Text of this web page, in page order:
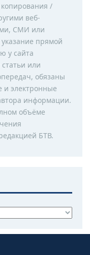
/
веб-
СМИ или
прямой
у сайта
или
обязаны
и электронные
информации.
объёме
БТВ.